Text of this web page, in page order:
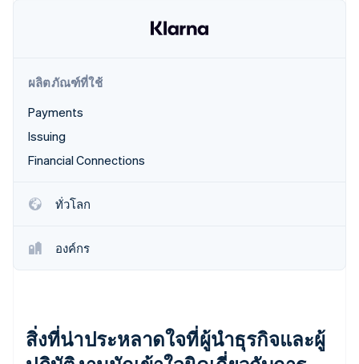
ผลิตภัณฑ์ที่ใช้
Payments
Issuing
Financial Connections
ทั่วโลก
องค์กร
สิ่งที่น่าประหลาดใจที่ผู้นำธุรกิจและผู้